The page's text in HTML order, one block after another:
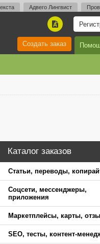
Адвего Лингвист
A
Создать заказ
Каталог заказов
Статьи, переводы,
Соцсети, мессенджеры,
приложения
Маркетплейсы, карты,
SEO, тесты, контент-